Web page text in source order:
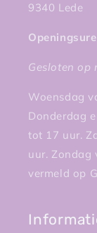
9340 Lede
Gesloten op
Woensdag
Donderdag
tot 17 uur.
uur. Zondag
vermeld op